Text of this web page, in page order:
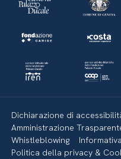
Dichiarazione di
Amministrazione
Whistleblowing
Politica della privacy &